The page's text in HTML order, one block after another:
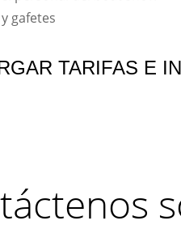
gafetes
TARIFAS E